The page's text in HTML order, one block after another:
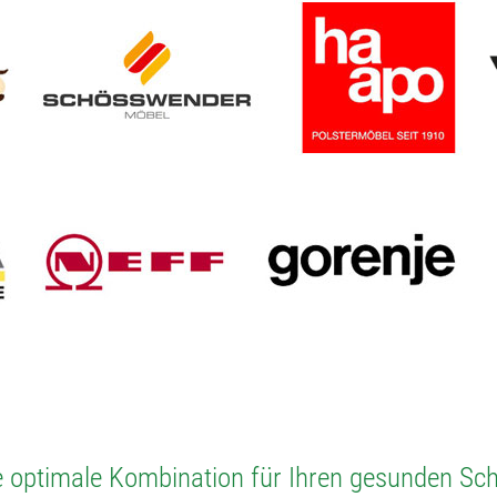
optimale Kombination für Ihren gesunden